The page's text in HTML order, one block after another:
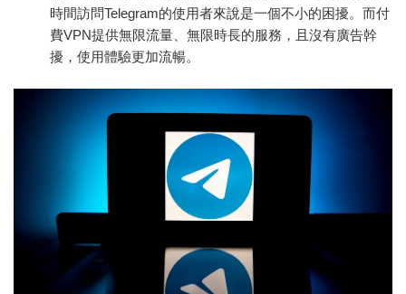
時間訪問Telegram的使用者來說是一個不小的困擾。而付
費VPN提供無限流量、無限時長的服務，且沒有廣告幹
擾，使用體驗更加流暢。